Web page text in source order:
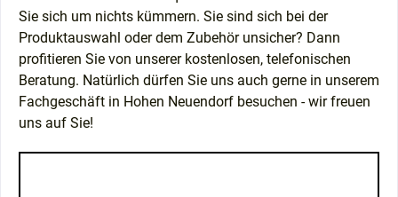
Sie sich um nichts kümmern. Sie sind sich bei der
Produktauswahl oder dem Zubehör unsicher? Dann
profitieren Sie von unserer kostenlosen, telefonischen
Beratung. Natürlich dürfen Sie uns auch gerne in unserem
Fachgeschäft in Hohen Neuendorf besuchen - wir freuen
uns auf Sie!